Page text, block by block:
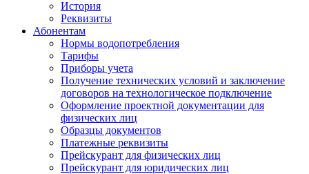
История
Реквизиты
Абонентам
Нормы водопотребления
Тарифы
Приборы учета
Получение технических условий и заключение
договоров на технологическое подключение
Оформление проектной документации для
физических лиц
Образцы документов
Платежные реквизиты
Прейскурант для физических лиц
Прейскурант для юридических лиц